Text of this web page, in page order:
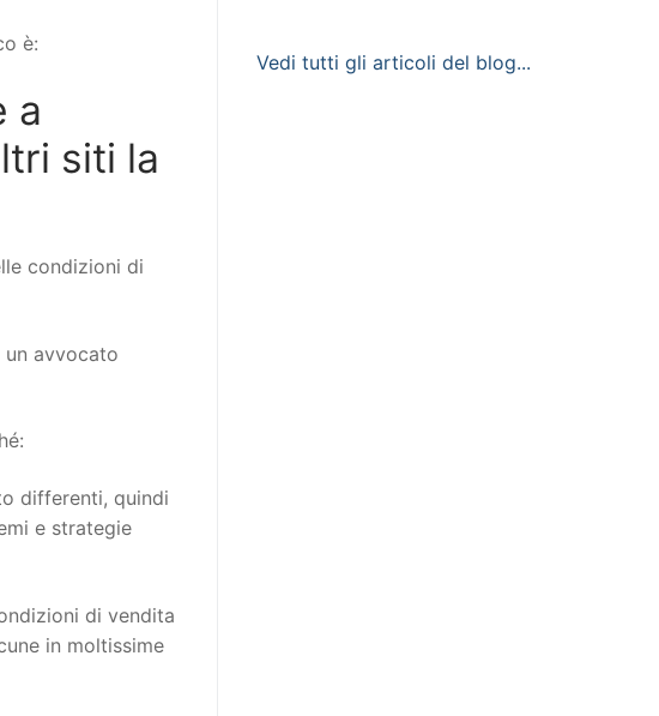
è:
a
siti la
condizioni di
un avvocato
differenti, quindi
e strategie
di vendita
in moltissime
Vedi tutti gli articoli del blog...